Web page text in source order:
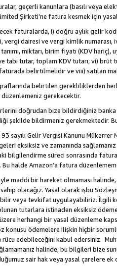
geçerli kanunlara (basılı veya
Şirketi’ne fatura kesmek için
faturalarda, i) doğru aylık gelir
vergi dairesi ve vergi kimlik
miktarı, birim fiyatı (KDV
tabi tutar, toplam KDV tutarı; vi) brüt
belirtilmelidir ve viii) satılan
belirtilen gerekliliklerden
gerekecektir.
doğrudan bize bildirdiğiniz banka
şekilde bildirmeniz gerekmektedir.
sayılı Gelir Vergisi Kanunu
eksiksiz ve zamanında
bilgilendirme süreci sonrasında
Bu halde Amazon’a fatura
maddi bir hareket olmaması
olacağız. Yasal olarak işbu
veya tevkifat uygulayabiliriz. İlgili
tutarlara istinaden eksiksiz
üzere herhangi bir yasal düzenleme
konusu ödemelere ilişkin hiçbir
rücu edebileceğini kabul edersiniz.
halinde, bu bilgileri bize
sair hak veya yasal çarelere